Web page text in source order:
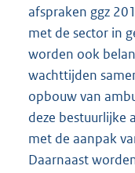
afspraken ggz
met de sector in
worden ook
wachttijden
opbouw van
deze bestuurlijke
met de aanpak
Daarnaast